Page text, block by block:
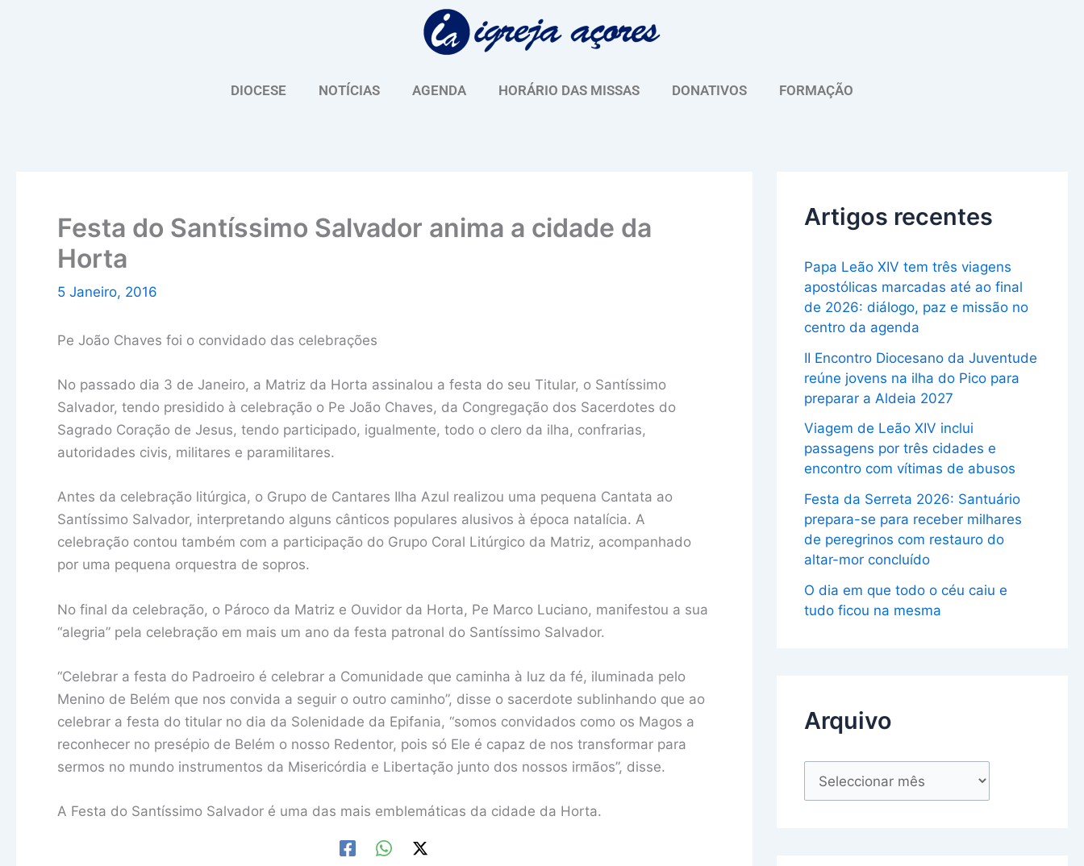
DIOCESE NOTÍCIAS AGENDA HORÁRIO DAS MISSAS DONATIVOS FORMAÇÃO
Festa do Santíssimo Salvador anima a cidade da
Horta
5 Janeiro, 2016
Pe João Chaves foi o convidado das celebrações
No passado dia 3 de Janeiro, a Matriz da Horta assinalou a festa do seu Titular, o Santíssimo
Salvador, tendo presidido à celebração o Pe João Chaves, da Congregação dos Sacerdotes do
Sagrado Coração de Jesus, tendo participado, igualmente, todo o clero da ilha, confrarias,
autoridades civis, militares e paramilitares.
Antes da celebração litúrgica, o Grupo de Cantares Ilha Azul realizou uma pequena Cantata ao
Santíssimo Salvador, interpretando alguns cânticos populares alusivos à época natalícia. A
celebração contou também com a participação do Grupo Coral Litúrgico da Matriz, acompanhado
por uma pequena orquestra de sopros.
No final da celebração, o Pároco da Matriz e Ouvidor da Horta, Pe Marco Luciano, manifestou a sua
“alegria” pela celebração em mais um ano da festa patronal do Santíssimo Salvador.
“Celebrar a festa do Padroeiro é celebrar a Comunidade que caminha à luz da fé, iluminada pelo
Menino de Belém que nos convida a seguir o outro caminho”, disse o sacerdote sublinhando que ao
celebrar a festa do titular no dia da Solenidade da Epifania, “somos convidados como os Magos a
reconhecer no presépio de Belém o nosso Redentor, pois só Ele é capaz de nos transformar para
sermos no mundo instrumentos da Misericórdia e Libertação junto dos nossos irmãos”, disse.
A Festa do Santíssimo Salvador é uma das mais emblemáticas da cidade da Horta.
Artigos recentes
Papa Leão XIV tem três viagens
apostólicas marcadas até ao final
de 2026: diálogo, paz e missão no
centro da agenda
II Encontro Diocesano da Juventude
reúne jovens na ilha do Pico para
preparar a Aldeia 2027
Viagem de Leão XIV inclui
passagens por três cidades e
encontro com vítimas de abusos
Festa da Serreta 2026: Santuário
prepara-se para receber milhares
de peregrinos com restauro do
altar-mor concluído
O dia em que todo o céu caiu e
tudo ficou na mesma
Arquivo
u